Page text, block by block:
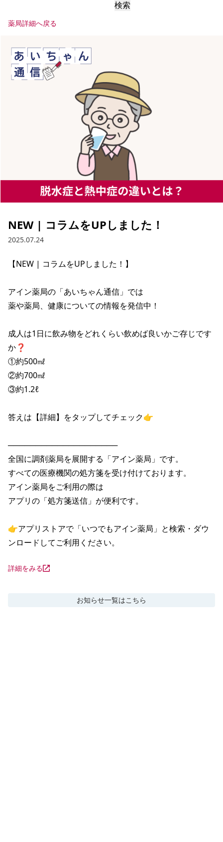
検索
薬局詳細へ戻る
NEW | コラムをUPしました！
2025.07.24
【NEW | コラムをUPしました！】
アイン薬局の「あいちゃん通信」では
薬や薬局、健康についての情報を発信中！
成人は1日に飲み物をどれくらい飲めば良いかご存じです
か❓
①約500㎖
②約700㎖
③約1.2ℓ
答えは【詳細】をタップしてチェック👉
────────────────────
全国に調剤薬局を展開する「アイン薬局」です。
すべての医療機関の処方箋を受け付けております。
アイン薬局をご利用の際は
アプリの「処方箋送信」が便利です。
👉アプリストアで「いつでもアイン薬局」と検索・ダウ
ンロードしてご利用ください。
詳細をみる
お知らせ一覧はこちら